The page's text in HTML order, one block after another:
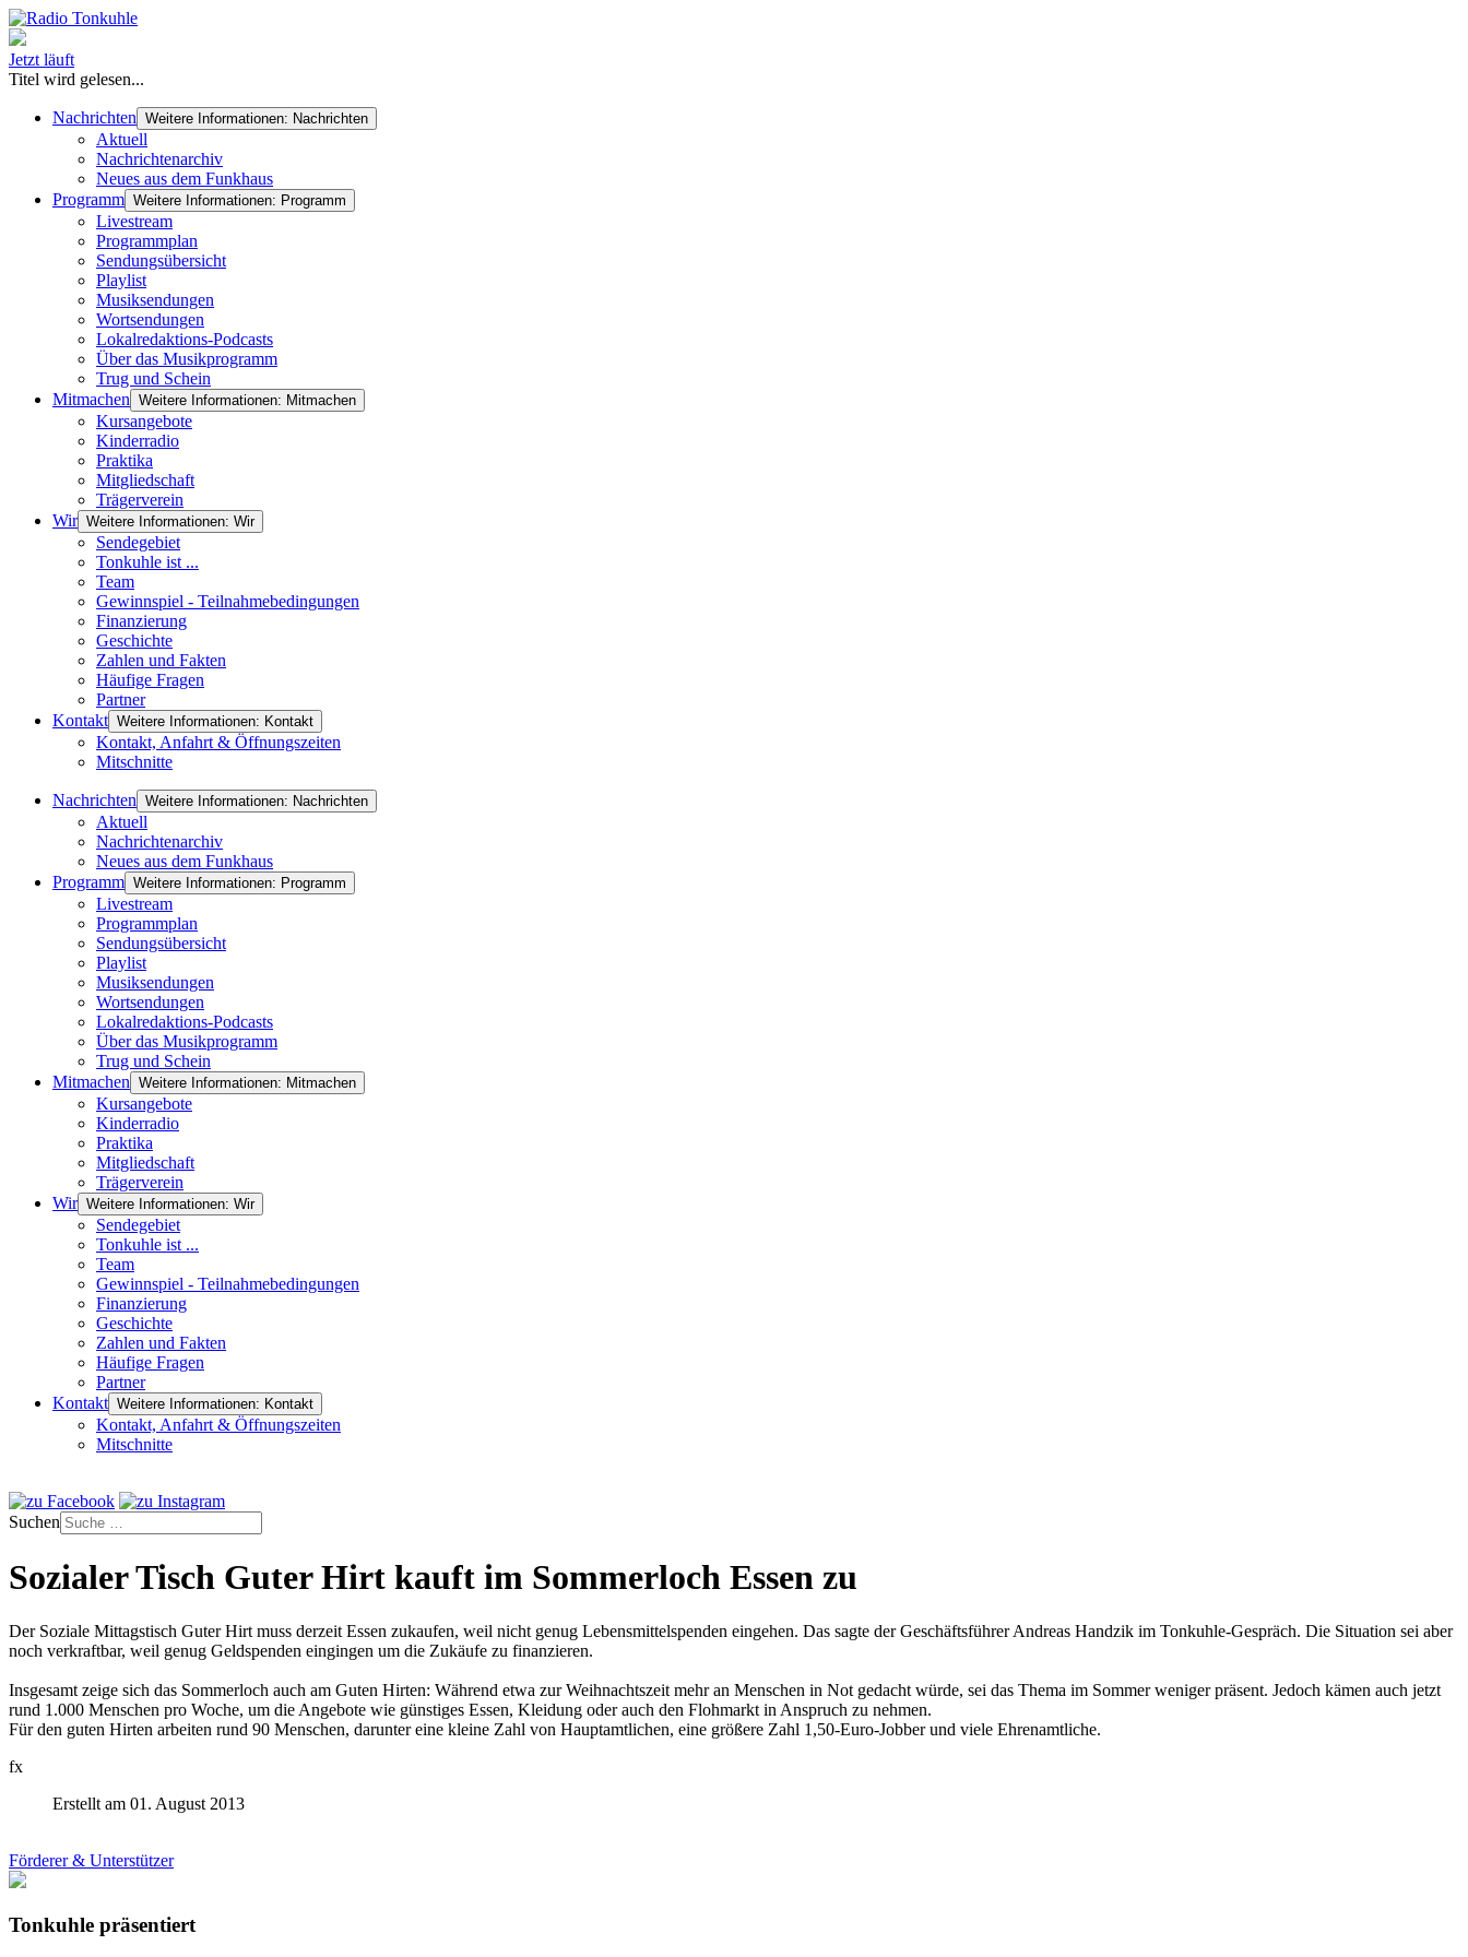
Jetzt läuft
Titel wird gelesen...
Nachrichten Weitere Informationen: Nachrichten
Aktuell
Nachrichtenarchiv
Neues aus dem Funkhaus
Programm Weitere Informationen: Programm
Livestream
Programmplan
Sendungsübersicht
Playlist
Musiksendungen
Wortsendungen
Lokalredaktions-Podcasts
Über das Musikprogramm
Trug und Schein
Mitmachen Weitere Informationen: Mitmachen
Kursangebote
Kinderradio
Praktika
Mitgliedschaft
Trägerverein
Wir Weitere Informationen: Wir
Sendegebiet
Tonkuhle ist ...
Team
Gewinnspiel - Teilnahmebedingungen
Finanzierung
Geschichte
Zahlen und Fakten
Häufige Fragen
Partner
Kontakt Weitere Informationen: Kontakt
Kontakt, Anfahrt & Öffnungszeiten
Mitschnitte
Nachrichten Weitere Informationen: Nachrichten
Aktuell
Nachrichtenarchiv
Neues aus dem Funkhaus
Programm Weitere Informationen: Programm
Livestream
Programmplan
Sendungsübersicht
Playlist
Musiksendungen
Wortsendungen
Lokalredaktions-Podcasts
Über das Musikprogramm
Trug und Schein
Mitmachen Weitere Informationen: Mitmachen
Kursangebote
Kinderradio
Praktika
Mitgliedschaft
Trägerverein
Wir Weitere Informationen: Wir
Sendegebiet
Tonkuhle ist ...
Team
Gewinnspiel - Teilnahmebedingungen
Finanzierung
Geschichte
Zahlen und Fakten
Häufige Fragen
Partner
Kontakt Weitere Informationen: Kontakt
Kontakt, Anfahrt & Öffnungszeiten
Mitschnitte
Suchen
Sozialer Tisch Guter Hirt kauft im Sommerloch Essen zu
Der Soziale Mittagstisch Guter Hirt muss derzeit Essen zukaufen, weil nicht genug Lebensmittelspenden eingehen. Das sagte der Geschäftsführer Andreas Handzik im Tonkuhle-Gespräch. Die Situation sei aber
noch verkraftbar, weil genug Geldspenden eingingen um die Zukäufe zu finanzieren.
Insgesamt zeige sich das Sommerloch auch am Guten Hirten: Während etwa zur Weihnachtszeit mehr an Menschen in Not gedacht würde, sei das Thema im Sommer weniger präsent. Jedoch kämen auch jetzt
rund 1.000 Menschen pro Woche, um die Angebote wie günstiges Essen, Kleidung oder auch den Flohmarkt in Anspruch zu nehmen.
Für den guten Hirten arbeiten rund 90 Menschen, darunter eine kleine Zahl von Hauptamtlichen, eine größere Zahl 1,50-Euro-Jobber und viele Ehrenamtliche.
fx
Erstellt am 01. August 2013
Förderer & Unterstützer
Tonkuhle präsentiert